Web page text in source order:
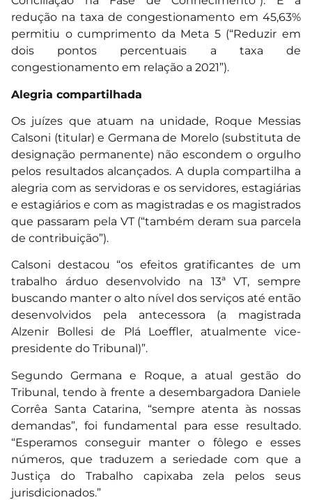
redução na taxa de congestionamento em 45,63%
permitiu o cumprimento da Meta 5 (“Reduzir em
dois pontos percentuais a taxa de
congestionamento em relação a 2021”).
Alegria compartilhada
Os juízes que atuam na unidade, Roque Messias
Calsoni (titular) e Germana de Morelo (substituta de
designação permanente) não escondem o orgulho
pelos resultados alcançados. A dupla compartilha a
alegria com as servidoras e os servidores, estagiárias
e estagiários e com as magistradas e os magistrados
que passaram pela VT (“também deram sua parcela
de contribuição”).
Calsoni destacou “os efeitos gratificantes de um
trabalho árduo desenvolvido na 13ª VT, sempre
buscando manter o alto nível dos serviços até então
desenvolvidos pela antecessora (a magistrada
Alzenir Bollesi de Plá Loeffler, atualmente vice-
presidente do Tribunal)”.
Segundo Germana e Roque, a atual gestão do
Tribunal, tendo à frente a desembargadora Daniele
Corrêa Santa Catarina, “sempre atenta às nossas
demandas”, foi fundamental para esse resultado.
“Esperamos conseguir manter o fôlego e esses
números, que traduzem a seriedade com que a
Justiça do Trabalho capixaba zela pelos seus
jurisdicionados.”